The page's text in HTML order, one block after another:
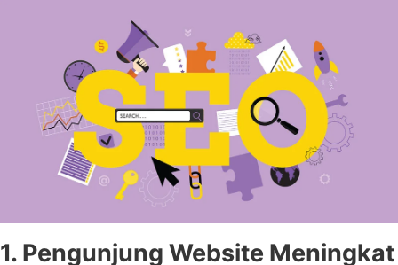
1. Pengunjung Website Meningkat